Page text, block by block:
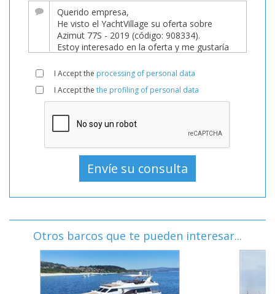
I Accept the processing of personal data
I Accept the the profiling of personal data
Otros barcos que te pueden interesar...